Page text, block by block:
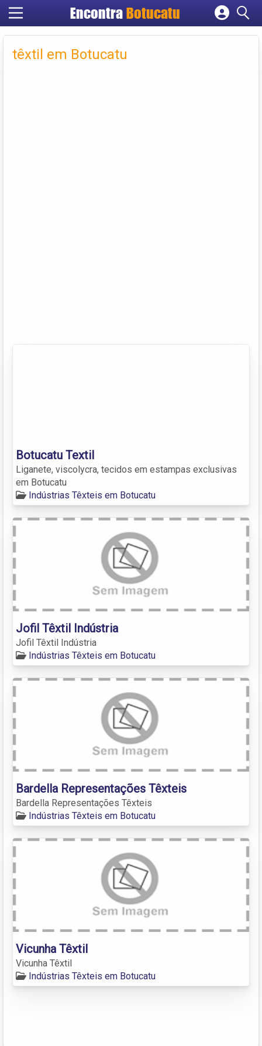
EncontraBotucatu
Cadastrar empresa
Criar conta
têxtil em Botucatu
Botucatu Textil
Liganete, viscolycra, tecidos em estampas exclusivas
em Botucatu
Indústrias Têxteis em Botucatu
Jofil Têxtil Indústria
Jofil Têxtil Indústria
Indústrias Têxteis em Botucatu
Bardella Representações Têxteis
Bardella Representações Têxteis
Indústrias Têxteis em Botucatu
Vicunha Têxtil
Vicunha Têxtil
Indústrias Têxteis em Botucatu